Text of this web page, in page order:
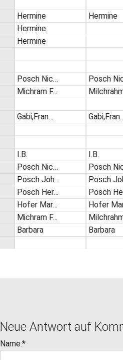
Hermine
Hermine
Hermine
Posch Nic…
Michram F…
Gabi,Fran…
I.B.
Posch Nic…
Posch Joh…
Posch Her…
Hofer Mar…
Michram F…
Barbara
Hermine
Posch
I.B.
Posch
Posch
Posch
Hofer
Barbara
Neue Antwort auf
Name:*